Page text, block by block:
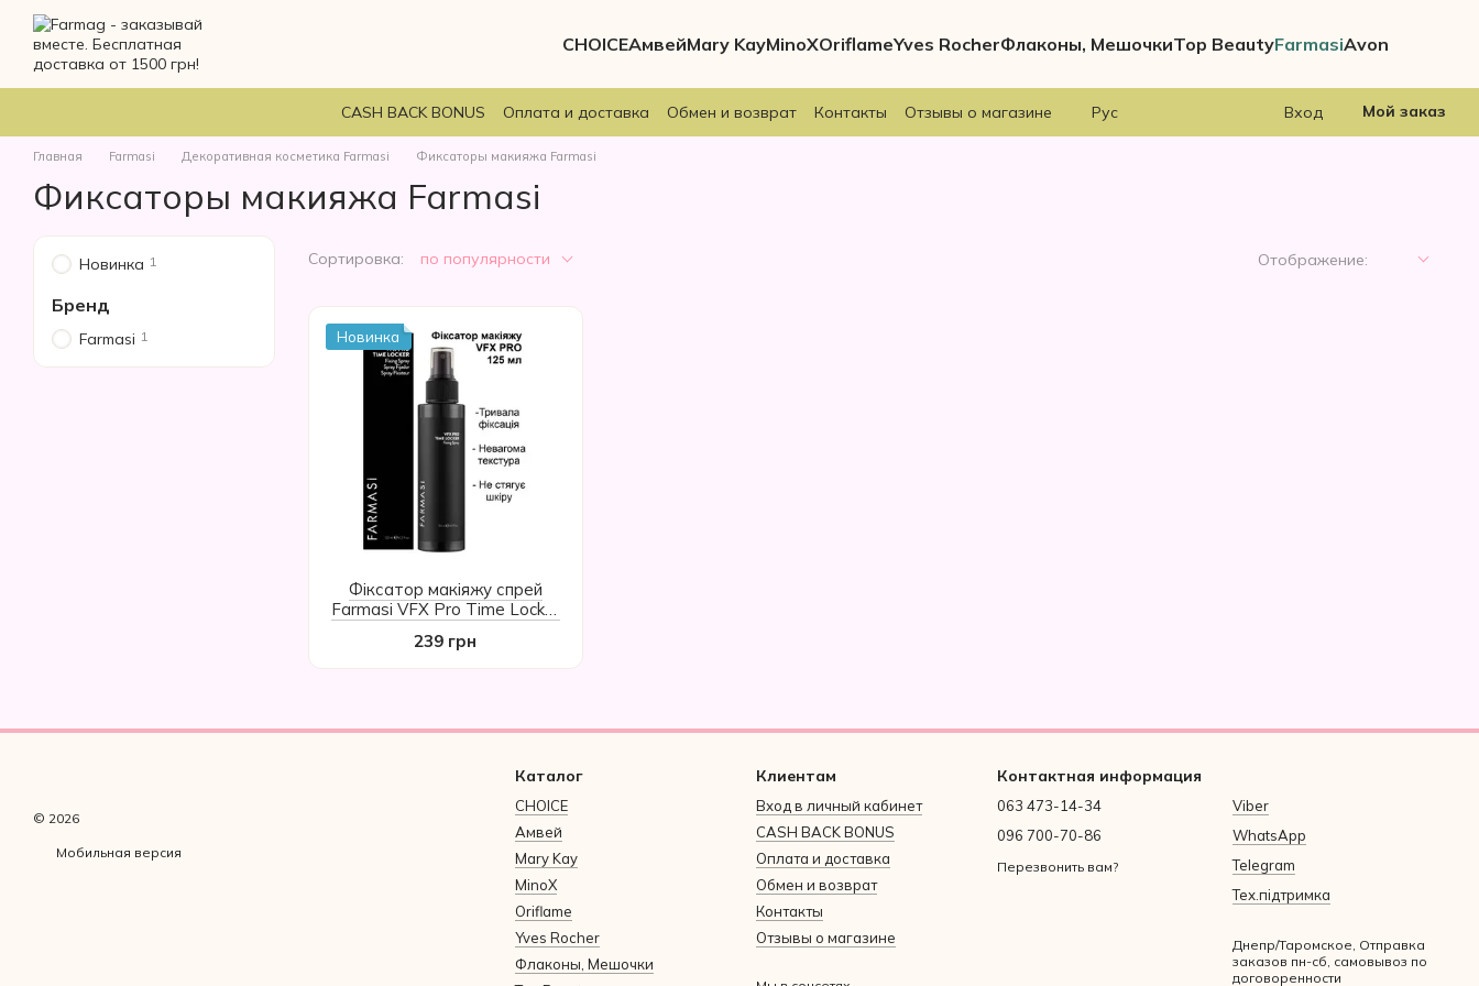
Перейти к основному контенту
CHOICEАмвейMary KayMinoXOriflameYves RocherФлаконы, МешочкиTop BeautyFarmasiAvon
CASH BACK BONUS Оплата и доставка Обмен и возврат Контакты Отзывы о магазине Рус Вход Мой заказ
Главная Farmasi Декоративная косметика Farmasi Фиксаторы макияжа Farmasi
Фиксаторы макияжа Farmasi
Сортировка: по популярности Отображение:
Новинка
Фіксатор макіяжу спрей
Farmasi VFX Pro Time Locker
239 грн
Новинка 1
Бренд
Farmasi 1
© 2026
Мобильная версия
Каталог
CHOICE
Амвей
Mary Kay
MinoX
Oriflame
Yves Rocher
Флаконы, Мешочки
Клиентам
Вход в личный кабинет
CASH BACK BONUS
Оплата и доставка
Обмен и возврат
Контакты
Отзывы о магазине
Контактная информация
063 473-14-34
096 700-70-86
Перезвонить вам?
Viber
WhatsApp
Telegram
Тех.підтримка
Днепр/Таромское, Отправка
заказов пн-сб, самовывоз по
договоренности